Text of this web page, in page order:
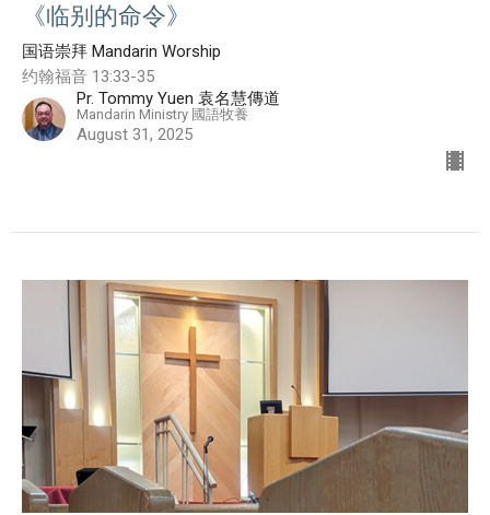
《临别的命令》
国语崇拜 Mandarin Worship
约翰福音 13:33-35
Pr. Tommy Yuen 袁名慧傳道
Mandarin Ministry 國語牧養
August 31, 2025